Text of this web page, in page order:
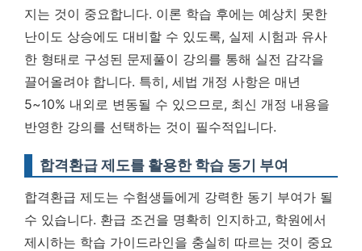
지는 것이 중요합니다. 이론 학습 후에는 예상치 못한
난이도 상승에도 대비할 수 있도록, 실제 시험과 유사
한 형태로 구성된 문제풀이 강의를 통해 실전 감각을
끌어올려야 합니다. 특히, 세법 개정 사항은 매년
5~10% 내외로 변동될 수 있으므로, 최신 개정 내용을
반영한 강의를 선택하는 것이 필수적입니다.
합격환급 제도를 활용한 학습 동기 부여
합격환급 제도는 수험생들에게 강력한 동기 부여가 될
수 있습니다. 환급 조건을 명확히 인지하고, 학원에서
제시하는 학습 가이드라인을 충실히 따르는 것이 중요